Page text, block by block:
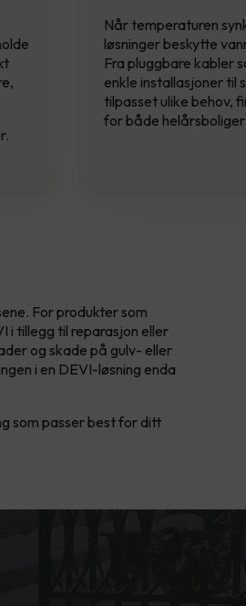
Når temperaturen
løsninger beskytte
Fra pluggbare kabler
enkle installasjoner til
tilpasset ulike behov,
for både
For produkter som
i tillegg til reparasjon eller
og skade på gulv- eller
i en DEVI-løsning enda
som passer best for ditt